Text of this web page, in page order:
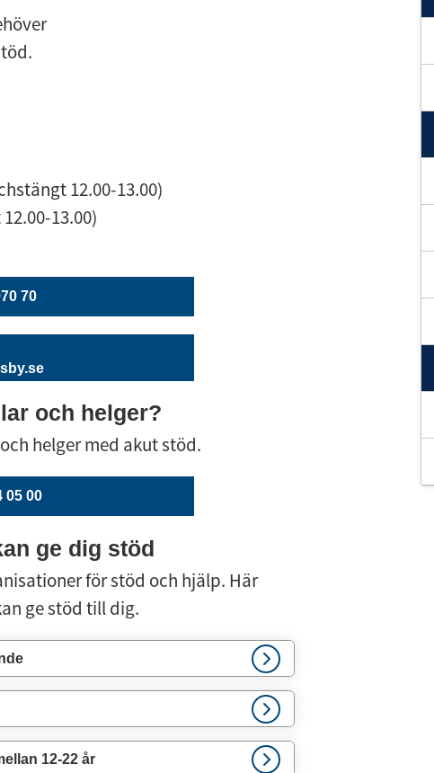
12.00-13.00)
13.00)
70
och helger?
helger med akut stöd.
05 00
ge dig stöd
för stöd och hjälp. Här
ge stöd till dig.
12-22 år